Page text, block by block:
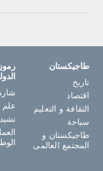
طاجيكستان
تاريخ
اقتصاد
الثقافة و التعليم
سياحة
طاجيكستان و
المجتمع العالمى
رموز
علم
نشيد